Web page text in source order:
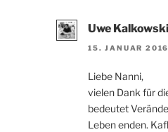
Uwe Kalkowski
15. JANUAR
Liebe Nanni,
vielen Dank für
bedeutet
Leben enden.